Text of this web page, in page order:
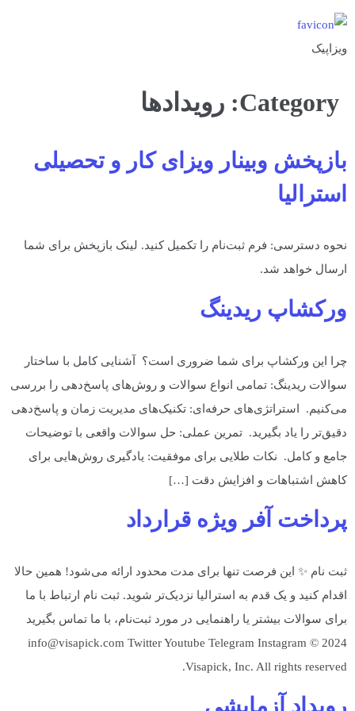
ویزاپیک
Category: رویدادها
بازپخش وبینار ویزای کار و تحصیلی
استرالیا
نحوه دسترسی: فرم ثبت‌نام را تکمیل کنید. لینک بازپخش برای شما
ارسال خواهد شد.
ورکشاپ ریدینگ
چرا این ورکشاپ برای شما ضروری است؟ آشنایی کامل با ساختار
سوالات ریدینگ: تمامی انواع سوالات و روش‌های پاسخ‌دهی را بررسی
می‌کنیم. استراتژی‌های حرفه‌ای: تکنیک‌های مدیریت زمان و پاسخ‌دهی
دقیق‌تر را یاد بگیرید. تمرین عملی: حل سوالات واقعی با توضیحات
جامع و کامل. نکات طلایی برای موفقیت: یادگیری روش‌هایی برای
کاهش اشتباهات و افزایش دقت […]
پرداخت آفر ویژه قرارداد
ثبت نام ✨ این فرصت تنها برای مدت محدود ارائه می‌شود! همین حالا
اقدام کنید و یک قدم به استرالیا نزدیک‌تر شوید. ثبت نام ارتباط با ما
برای سوالات بیشتر یا راهنمایی در مورد ثبت‌نام، با ما تماس بگیرید
info@visapick.com Twitter Youtube Telegram Instagram © 2024
Visapick, Inc. All rights reserved.
رویداد آزمایشی